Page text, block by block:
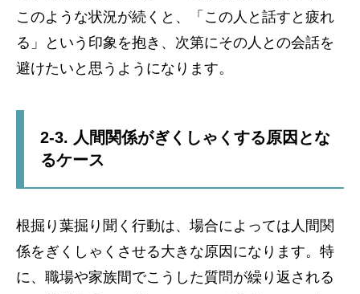
このような状況が続くと、「この人と話すと疲れ
る」という印象を抱き、次第にその人との会話を
避けたいと思うようになります。
2-3. 人間関係がぎくしゃくする原因とな
るケース
根掘り葉掘り聞く行動は、場合によっては人間関
係をぎくしゃくさせる大きな原因になります。特
に、職場や家族間でこうした質問が繰り返される